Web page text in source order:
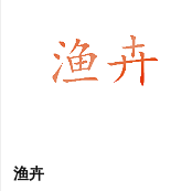
渔卉